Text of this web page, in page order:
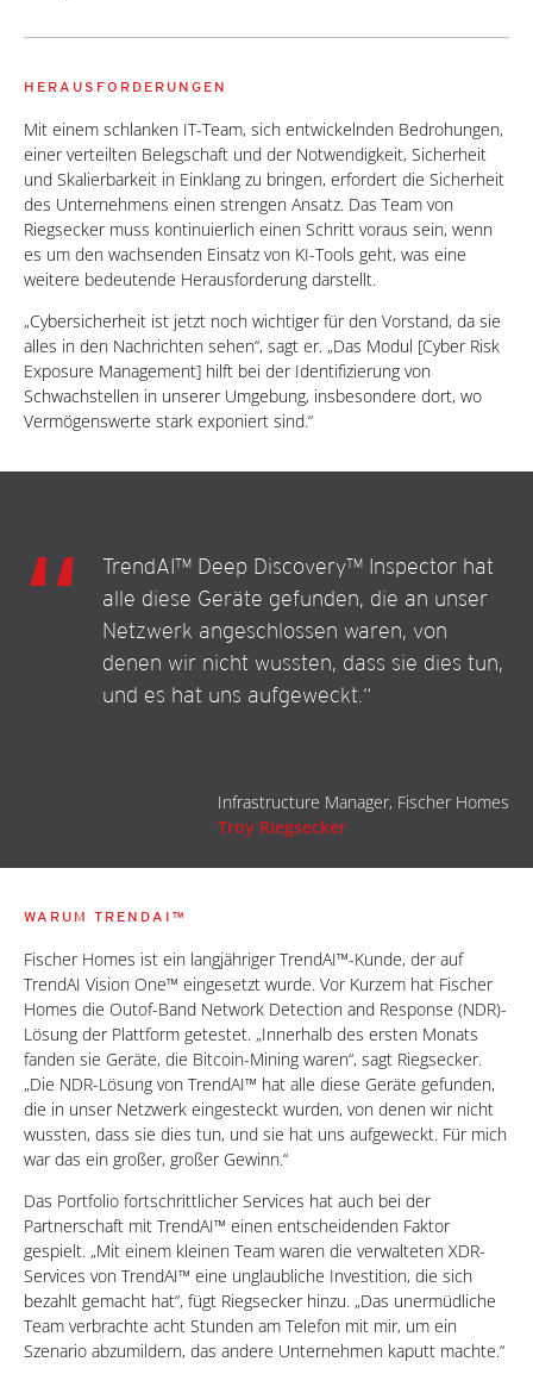
HERAUSFORDERUNGEN
Mit einem schlanken IT-Team, sich entwickelnden Bedrohungen,
einer verteilten Belegschaft und der Notwendigkeit, Sicherheit
und Skalierbarkeit in Einklang zu bringen, erfordert die Sicherheit
des Unternehmens einen strengen Ansatz. Das Team von
Riegsecker muss kontinuierlich einen Schritt voraus sein, wenn
es um den wachsenden Einsatz von KI-Tools geht, was eine
weitere bedeutende Herausforderung darstellt.
„Cybersicherheit ist jetzt noch wichtiger für den Vorstand, da sie
alles in den Nachrichten sehen“, sagt er. „Das Modul [Cyber Risk
Exposure Management] hilft bei der Identifizierung von
Schwachstellen in unserer Umgebung, insbesondere dort, wo
Vermögenswerte stark exponiert sind.“
TrendAI™ Deep Discovery™ Inspector hat
alle diese Geräte gefunden, die an unser
Netzwerk angeschlossen waren, von
denen wir nicht wussten, dass sie dies tun,
und es hat uns aufgeweckt.“
Infrastructure Manager, Fischer Homes
Troy Riegsecker
WARUM TRENDAI™
Fischer Homes ist ein langjähriger TrendAI™-Kunde, der auf
TrendAI Vision One™ eingesetzt wurde. Vor Kurzem hat Fischer
Homes die Outof-Band Network Detection and Response (NDR)-
Lösung der Plattform getestet. „Innerhalb des ersten Monats
fanden sie Geräte, die Bitcoin-Mining waren“, sagt Riegsecker.
„Die NDR-Lösung von TrendAI™ hat alle diese Geräte gefunden,
die in unser Netzwerk eingesteckt wurden, von denen wir nicht
wussten, dass sie dies tun, und sie hat uns aufgeweckt. Für mich
war das ein großer, großer Gewinn.“
Das Portfolio fortschrittlicher Services hat auch bei der
Partnerschaft mit TrendAI™ einen entscheidenden Faktor
gespielt. „Mit einem kleinen Team waren die verwalteten XDR-
Services von TrendAI™ eine unglaubliche Investition, die sich
bezahlt gemacht hat“, fügt Riegsecker hinzu. „Das unermüdliche
Team verbrachte acht Stunden am Telefon mit mir, um ein
Szenario abzumildern, das andere Unternehmen kaputt machte.“